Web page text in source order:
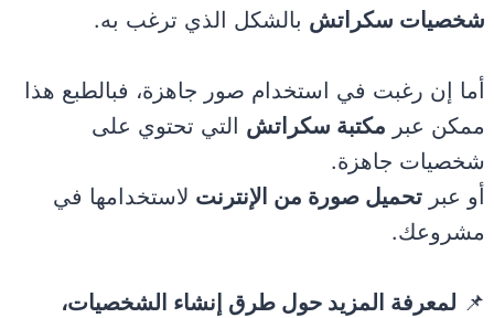
شخصيات سكراتش بالشكل الذي ترغب به.
أما إن رغبت في استخدام صور جاهزة، فبالطبع هذا
ممكن عبر مكتبة سكراتش التي تحتوي على
شخصيات جاهزة.
أو عبر تحميل صورة من الإنترنت لاستخدامها في
مشروعك.
📌 لمعرفة المزيد حول طرق إنشاء الشخصيات،